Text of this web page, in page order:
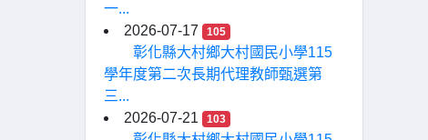
一...
2026-07-17
105
彰化縣大村鄉大村國民小學115
學年度第二次長期代理教師甄選第
三...
2026-07-21
103